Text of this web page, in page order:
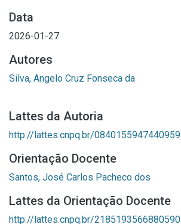
Data
2026-01-27
Autores
Silva, Angelo Cruz Fonseca da
Lattes da Autoria
http://lattes.cnpq.br/0840155947440959
Orientação Docente
Santos, José Carlos Pacheco dos
Lattes da Orientação Docente
http://lattes.cnpq.br/2185193566880590